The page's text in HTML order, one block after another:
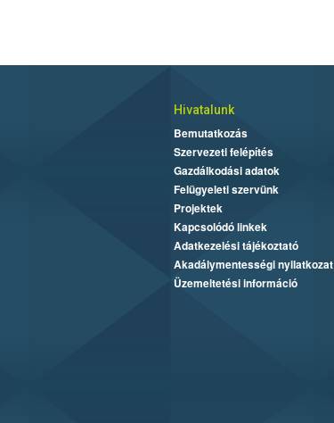
Hivatalunk
Bemutatkozás
Szervezeti felépítés
Gazdálkodási adatok
Felügyeleti szervünk
Projektek
Kapcsolódó linkek
Adatkezelési tájékoztató
Akadálymentességi nyilatkozat
Üzemeltetési információ